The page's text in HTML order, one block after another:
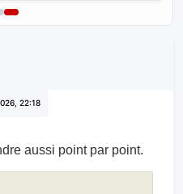
22:18
aussi point par point.